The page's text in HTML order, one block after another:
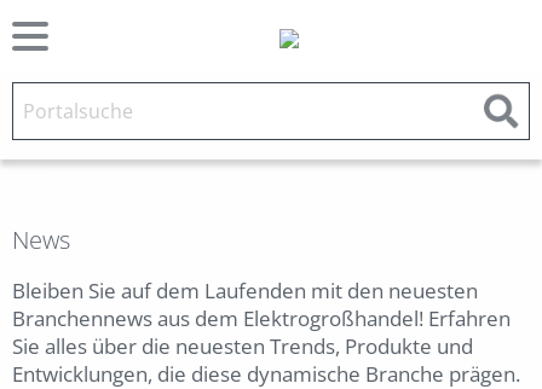
News
Bleiben Sie auf dem Laufenden mit den neuesten
Branchennews aus dem Elektrogroßhandel! Erfahren
Sie alles über die neuesten Trends, Produkte und
Entwicklungen, die diese dynamische Branche prägen.